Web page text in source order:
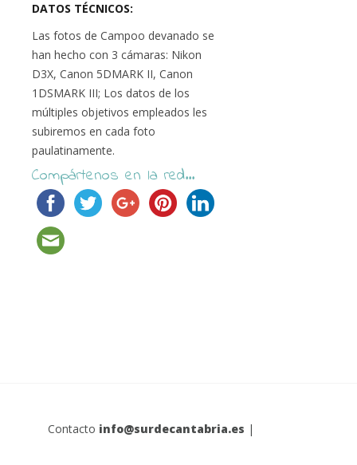
DATOS TÉCNICOS:
Las fotos de Campoo devanado se
han hecho con 3 cámaras: Nikon
D3X, Canon 5DMARK II, Canon
1DSMARK III; Los datos de los
múltiples objetivos empleados les
subiremos en cada foto
paulatinamente.
Compártenos en la red...
Contacto info@surdecantabria.es |